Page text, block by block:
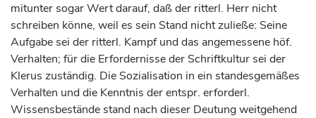
mitunter sogar Wert darauf, daß der ritterl. Herr nicht
schreiben könne, weil es sein Stand nicht zuließe: Seine
Aufgabe sei der ritterl. Kampf und das angemessene höf.
Verhalten; für die Erfordernisse der Schriftkultur sei der
Klerus zuständig. Die Sozialisation in ein standesgemäßes
Verhalten und die Kenntnis der entspr. erforderl.
Wissensbestände stand nach dieser Deutung weitgehend